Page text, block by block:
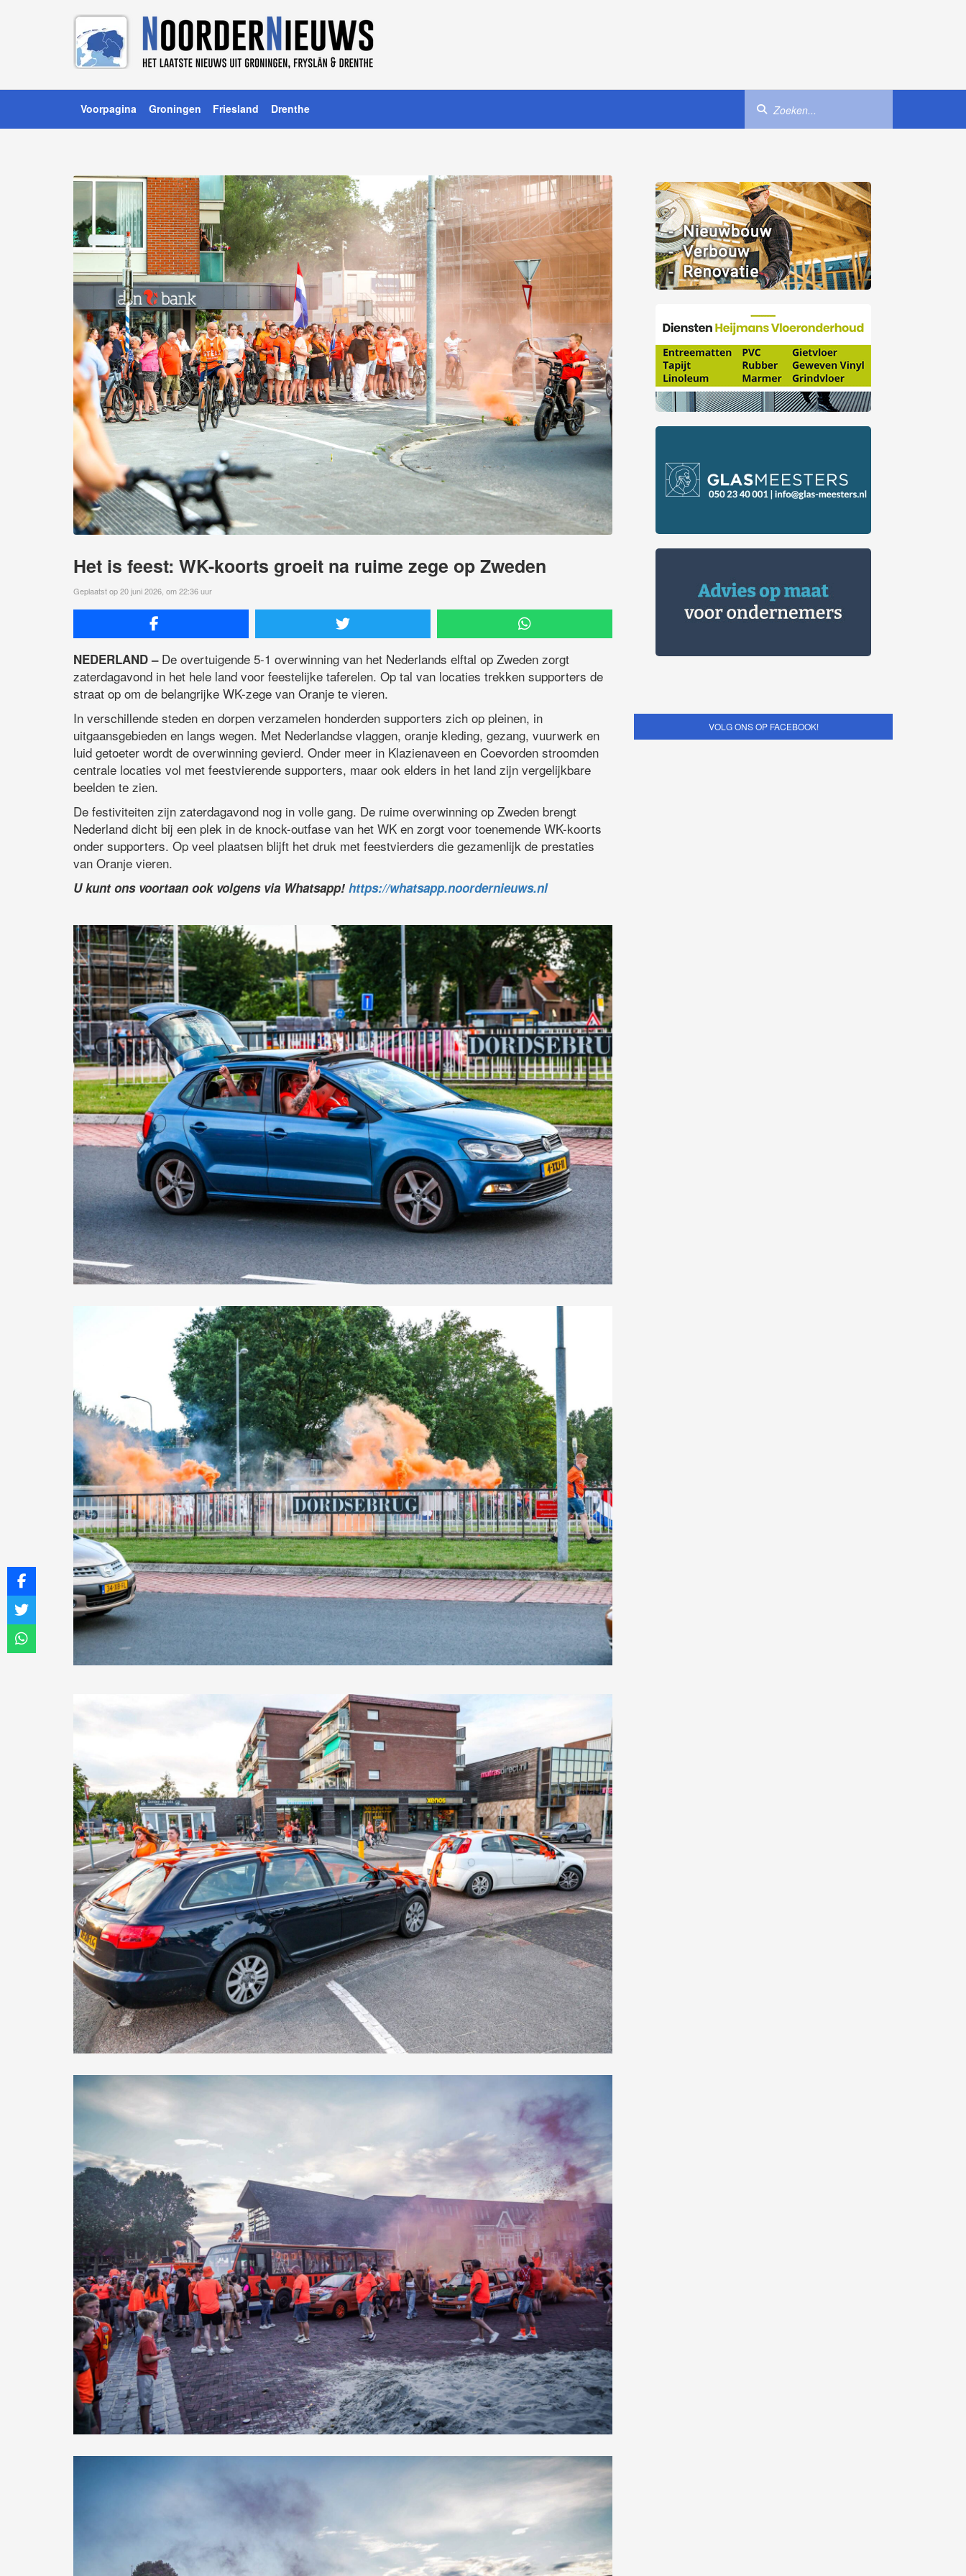
Voorpagina Groningen Friesland Drenthe
Het is feest: WK-koorts groeit na ruime zege op Zweden
Geplaatst op 20 juni 2026, om 22:36 uur
NEDERLAND –De overtuigende 5-1 overwinning van het Nederlands elftal op Zweden zorgt
zaterdagavond in het hele land voor feestelijke taferelen. Op tal van locaties trekken supporters de
straat op om de belangrijke WK-zege van Oranje te vieren.
In verschillende steden en dorpen verzamelen honderden supporters zich op pleinen, in
uitgaansgebieden en langs wegen. Met Nederlandse vlaggen, oranje kleding, gezang, vuurwerk en
luid getoeter wordt de overwinning gevierd. Onder meer in Klazienaveen en Coevorden stroomden
centrale locaties vol met feestvierende supporters, maar ook elders in het land zijn vergelijkbare
beelden te zien.
De festiviteiten zijn zaterdagavond nog in volle gang. De ruime overwinning op Zweden brengt
Nederland dicht bij een plek in de knock-outfase van het WK en zorgt voor toenemende WK-koorts
onder supporters. Op veel plaatsen blijft het druk met feestvierders die gezamenlijk de prestaties
van Oranje vieren.
U kunt ons voortaan ook volgens via Whatsapp! https://whatsapp.noordernieuws.nl
VOLG ONS OP FACEBOOK!